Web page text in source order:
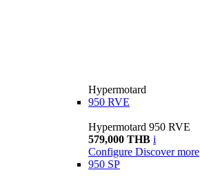
Hypermotard
950 RVE
Hypermotard 950 RVE
579,000 THB i
Configure Discover more
950 SP